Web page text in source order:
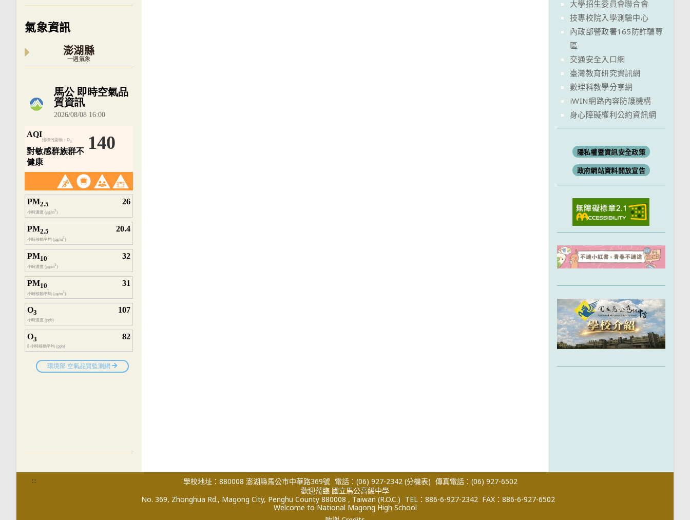
氣象資訊
澎湖縣
一週氣象
內嵌空氣品質小工具為視覺預覽，完整即時空氣品質資料請開啟
大學招生委員會聯合會
技專校院入學測驗中心
內政部警政署165防詐騙專
區
交通安全入口網
臺灣教育研究資訊網
數理科教學分享網
iWIN網路內容防護機構
身心障礙權利公約資訊網
隱私權暨資訊安全政策
政府網站資料開放宣告
::: 學校地址：880008 澎湖縣馬公市中華路369號 電話：(06) 927-2342 (分機表) 傳真電話：(06) 927-6502
歡迎蒞臨 國立馬公高級中學
No. 369, Zhonghua Rd., Magong City, Penghu County 880008 , Taiwan (R.O.C.) TEL：886-6-927-2342 FAX：886-6-927-6502
Welcome to National Magong High School